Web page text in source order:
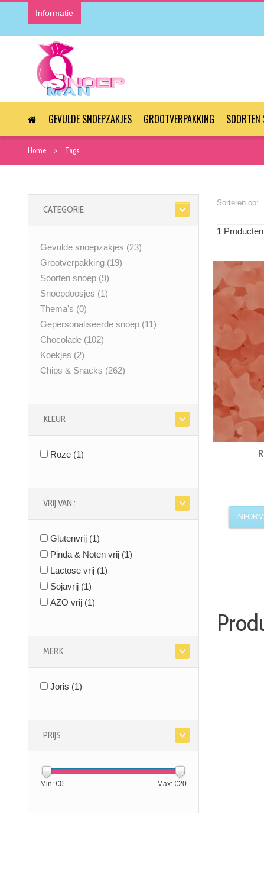
Informatie
GEVULDE SNOEPZAKJES GROOTVERPAKKING SOORTEN
Home Tags
CATEGORIE
Gevulde snoepzakjes (23)
Grootverpakking (19)
Soorten snoep (9)
Snoepdoosjes (1)
Thema's (0)
Gepersonaliseerde snoep (11)
Chocolade (102)
Koekjes (2)
Chips & Snacks (262)
KLEUR
Roze (1)
VRIJ VAN :
Glutenvrij (1)
Pinda & Noten vrij (1)
Lactose vrij (1)
Sojavrij (1)
AZO vrij (1)
MERK
Joris (1)
PRIJS
Min: €0 Max: €20
Sorteren op:
1 Producten